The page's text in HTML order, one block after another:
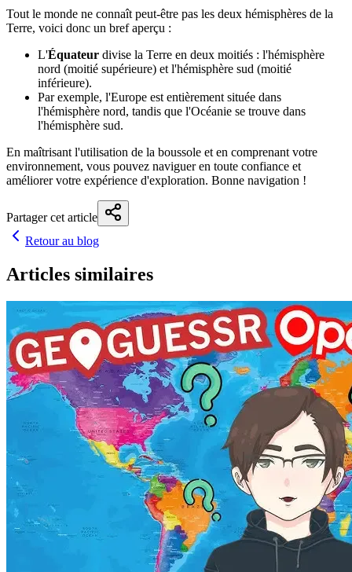
Tout le monde ne connaît peut-être pas les deux hémisphères de la
Terre, voici donc un bref aperçu :
L'Équateur divise la Terre en deux moitiés : l'hémisphère
nord (moitié supérieure) et l'hémisphère sud (moitié
inférieure).
Par exemple, l'Europe est entièrement située dans
l'hémisphère nord, tandis que l'Océanie se trouve dans
l'hémisphère sud.
En maîtrisant l'utilisation de la boussole et en comprenant votre
environnement, vous pouvez naviguer en toute confiance et
améliorer votre expérience d'exploration. Bonne navigation !
Partager cet article
Retour au blog
Articles similaires